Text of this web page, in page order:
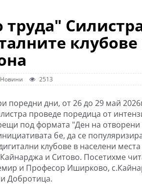
клубове
Новини 2513
поредни дни, от 26 до 29 май
проведе поредица от
под формата "Ден на отворени
бе, да се
клубове в населени
и Ситово. Посетихме
и Професор Иширково,
Добротица.